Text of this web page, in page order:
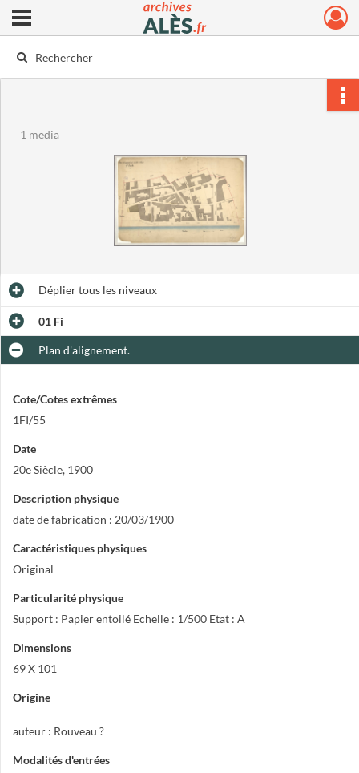
Archives municipales d'Alès
Ouvrir le menu déroulant
1 media
Dépliertous les niveaux
01 Fi
Plan d'alignement.
Cote/Cotes extrêmes
1FI/55
Date
20e Siècle, 1900
Description physique
date de fabrication : 20/03/1900
Caractéristiques physiques
Original
Particularité physique
Support : Papier entoilé Echelle : 1/500 Etat : A
Dimensions
69 X 101
Origine
auteur : Rouveau ?
Modalités d'entrées